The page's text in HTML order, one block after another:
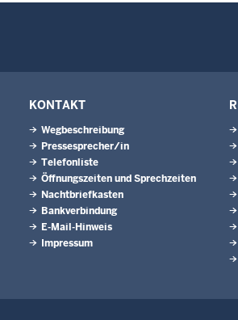
KONTAKT
Wegbeschreibung
Pressesprecher/in
Telefonliste
Öffnungszeiten und Sprechzeiten
Nachtbriefkasten
Bankverbindung
E-Mail-Hinweis
Impressum